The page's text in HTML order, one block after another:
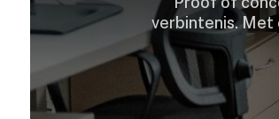
verbintenis.​